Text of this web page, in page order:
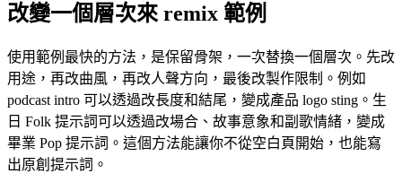
改變一個層次來 remix 範例
使用範例最快的方法，是保留骨架，一次替換一個層次。先改
用途，再改曲風，再改人聲方向，最後改製作限制。例如
podcast intro 可以透過改長度和結尾，變成產品 logo sting。生
日 Folk 提示詞可以透過改場合、故事意象和副歌情緒，變成
畢業 Pop 提示詞。這個方法能讓你不從空白頁開始，也能寫
出原創提示詞。